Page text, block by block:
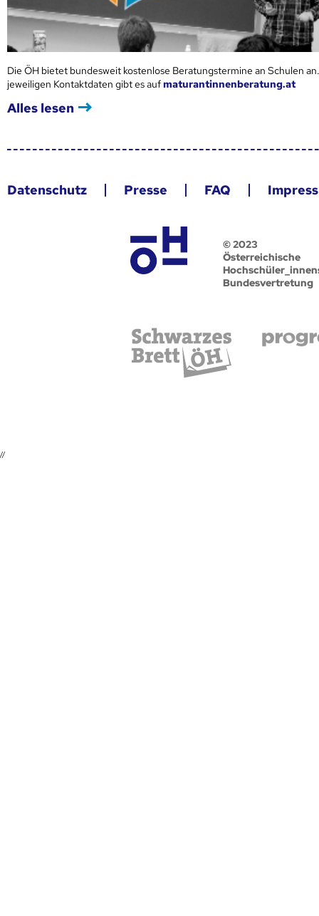
Die ÖH bietet bundesweit kostenlose Beratungstermine an Schulen
jeweiligen Kontaktdaten gibt es aufmaturantinnenberatung.at
Alles lesen
Datenschutz Presse FAQ
© 2023
Österreichische
Bundesvertretung
//